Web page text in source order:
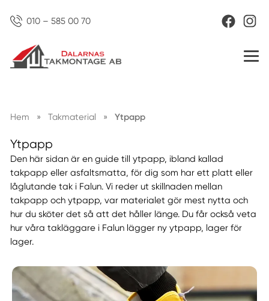
010 – 585 00 70
Hem » Takmaterial » Ytpapp
Ytpapp
Den här sidan är en guide till ytpapp, ibland kallad
takpapp eller asfaltsmatta, för dig som har ett platt eller
låglutande tak i Falun. Vi reder ut skillnaden mellan
takpapp och ytpapp, var materialet gör mest nytta och
hur du sköter det så att det håller länge. Du får också veta
hur våra takläggare i Falun lägger ny ytpapp, lager för
lager.